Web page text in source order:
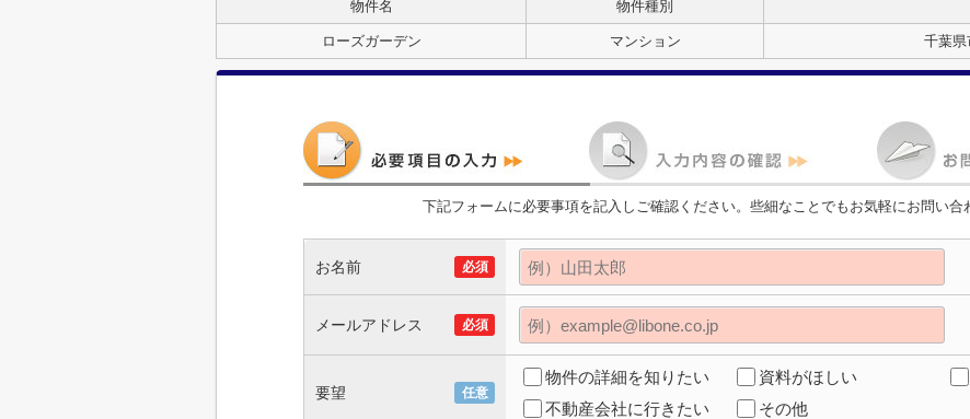
物件名 物件種別
ローズガーデン マンション 千葉県
下記フォームに必要事項を記入しご確認ください。些細なことでもお気軽にお問い合
お名前 必須
メールアドレス 必須
要望 任意
物件の詳細を知りたい 資料がほしい
不動産会社に行きたい
その他